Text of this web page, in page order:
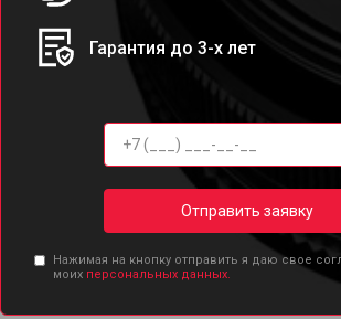
Гарантия до 3-х лет
Отправить заявку
Нажимая на кнопку отправить я даю свое
моих персональных данных.